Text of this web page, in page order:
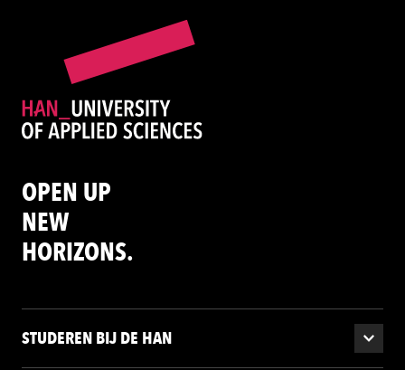
OPEN UP
NEW
HORIZONS.
STUDEREN BIJ DE HAN